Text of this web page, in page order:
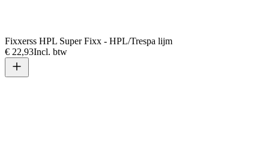
Fixxerss HPL Super Fixx - HPL/Trespa lijm
€ 22,93Incl. btw